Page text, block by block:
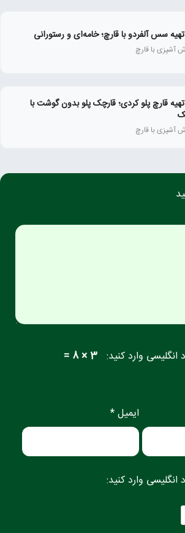
سس آلفردو با قارچ؛ خامه‌ای و رستورانی
آشپزی با قارچ
قارچ پلو کردی؛ قارچک پلو بدون گوشت با
آشپزی با قارچ
وارد کنید: 3 × 8 =
ایمیل *
وارد کنید: